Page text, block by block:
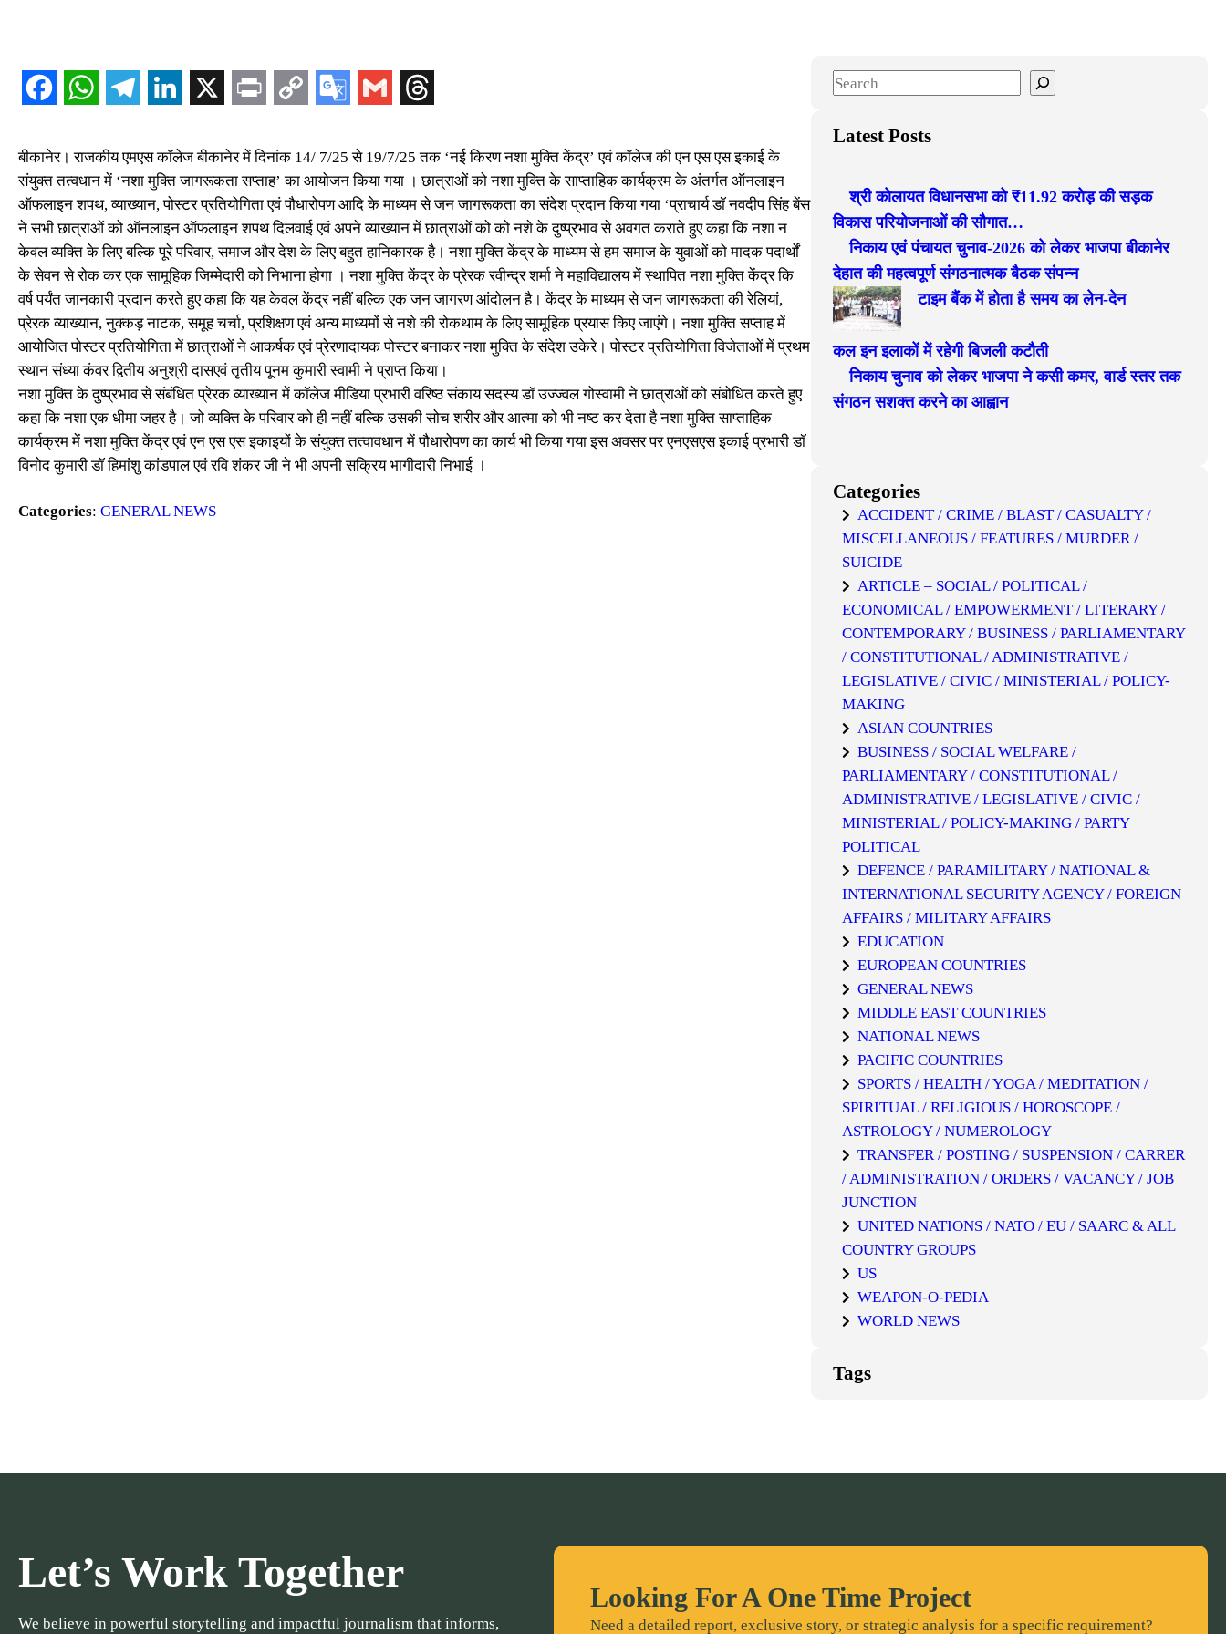
बीकानेर। राजकीय एमएस कॉलेज बीकानेर में दिनांक 14/ 7/25 से 19/7/25 तक ‘नई किरण नशा मुक्ति केंद्र’ एवं कॉलेज की एन एस एस इकाई के
संयुक्त तत्वधान में ‘नशा मुक्ति जागरूकता सप्ताह’ का आयोजन किया गया । छात्राओं को नशा मुक्ति के साप्ताहिक कार्यक्रम के अंतर्गत ऑनलाइन
ऑफलाइन शपथ, व्याख्यान, पोस्टर प्रतियोगिता एवं पौधारोपण आदि के माध्यम से जन जागरूकता का संदेश प्रदान किया गया ‘प्राचार्य डॉ नवदीप सिंह बेंस
ने सभी छात्राओं को ऑनलाइन ऑफलाइन शपथ दिलवाई एवं अपने व्याख्यान में छात्राओं को को नशे के दुष्प्रभाव से अवगत कराते हुए कहा कि नशा न
केवल व्यक्ति के लिए बल्कि पूरे परिवार, समाज और देश के लिए बहुत हानिकारक है। नशा मुक्ति केंद्र के माध्यम से हम समाज के युवाओं को मादक पदार्थों
के सेवन से रोक कर एक सामूहिक जिम्मेदारी को निभाना होगा । नशा मुक्ति केंद्र के प्रेरक रवीन्द्र शर्मा ने महाविद्यालय में स्थापित नशा मुक्ति केंद्र कि
वर्ष पर्यंत जानकारी प्रदान करते हुए कहा कि यह केवल केंद्र नहीं बल्कि एक जन जागरण आंदोलन है। केंद्र के माध्यम से जन जागरूकता की रेलियां,
प्रेरक व्याख्यान, नुक्कड़ नाटक, समूह चर्चा, प्रशिक्षण एवं अन्य माध्यमों से नशे की रोकथाम के लिए सामूहिक प्रयास किए जाएंगे। नशा मुक्ति सप्ताह में
आयोजित पोस्टर प्रतियोगिता में छात्राओं ने आकर्षक एवं प्रेरणादायक पोस्टर बनाकर नशा मुक्ति के संदेश उकेरे। पोस्टर प्रतियोगिता विजेताओं में प्रथम
स्थान संध्या कंवर द्वितीय अनुश्री दासएवं तृतीय पूनम कुमारी स्वामी ने प्राप्त किया।
नशा मुक्ति के दुष्प्रभाव से संबंधित प्रेरक व्याख्यान में कॉलेज मीडिया प्रभारी वरिष्ठ संकाय सदस्य डॉ उज्ज्वल गोस्वामी ने छात्राओं को संबोधित करते हुए
कहा कि नशा एक धीमा जहर है। जो व्यक्ति के परिवार को ही नहीं बल्कि उसकी सोच शरीर और आत्मा को भी नष्ट कर देता है नशा मुक्ति साप्ताहिक
कार्यक्रम में नशा मुक्ति केंद्र एवं एन एस एस इकाइयों के संयुक्त तत्वावधान में पौधारोपण का कार्य भी किया गया इस अवसर पर एनएसएस इकाई प्रभारी डॉ
विनोद कुमारी डॉ हिमांशु कांडपाल एवं रवि शंकर जी ने भी अपनी सक्रिय भागीदारी निभाई ।
Categories: GENERAL NEWS
S
a
Latest Posts
श्री कोलायत विधानसभा को ₹11.92 करोड़ की सड़क
विकास परियोजनाओं की सौगात…
निकाय एवं पंचायत चुनाव-2026 को लेकर भाजपा बीकानेर
देहात की महत्वपूर्ण संगठनात्मक बैठक संपन्न
टाइम बैंक में होता है समय का लेन-देन
कल इन इलाकों में रहेगी बिजली कटौती
निकाय चुनाव को लेकर भाजपा ने कसी कमर, वार्ड स्तर तक
संगठन सशक्त करने का आह्वान
Categories
ACCIDENT / CRIME / BLAST / CASUALTY /
MISCELLANEOUS / FEATURES / MURDER /
SUICIDE
ARTICLE – SOCIAL / POLITICAL /
ECONOMICAL / EMPOWERMENT / LITERARY /
CONTEMPORARY / BUSINESS / PARLIAMENTARY
/ CONSTITUTIONAL / ADMINISTRATIVE /
LEGISLATIVE / CIVIC / MINISTERIAL / POLICY-
MAKING
ASIAN COUNTRIES
BUSINESS / SOCIAL WELFARE /
PARLIAMENTARY / CONSTITUTIONAL /
ADMINISTRATIVE / LEGISLATIVE / CIVIC /
MINISTERIAL / POLICY-MAKING / PARTY
POLITICAL
DEFENCE / PARAMILITARY / NATIONAL &
INTERNATIONAL SECURITY AGENCY / FOREIGN
AFFAIRS / MILITARY AFFAIRS
EDUCATION
EUROPEAN COUNTRIES
GENERAL NEWS
MIDDLE EAST COUNTRIES
NATIONAL NEWS
PACIFIC COUNTRIES
SPORTS / HEALTH / YOGA / MEDITATION /
SPIRITUAL / RELIGIOUS / HOROSCOPE /
ASTROLOGY / NUMEROLOGY
TRANSFER / POSTING / SUSPENSION / CARRER
/ ADMINISTRATION / ORDERS / VACANCY / JOB
JUNCTION
UNITED NATIONS / NATO / EU / SAARC & ALL
COUNTRY GROUPS
US
WEAPON-O-PEDIA
WORLD NEWS
Tags
Let’s Work Together
We believe in powerful storytelling and impactful journalism that informs,
Looking For A One Time Project
Need a detailed report, exclusive story, or strategic analysis for a specific requirement?